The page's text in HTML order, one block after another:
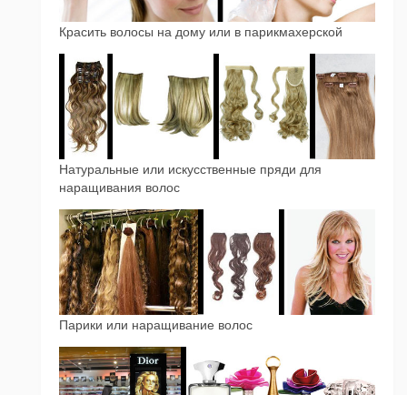
Красить волосы на дому или в парикмахерской
Натуральные или искусственные пряди для
наращивания волос
Парики или наращивание волос